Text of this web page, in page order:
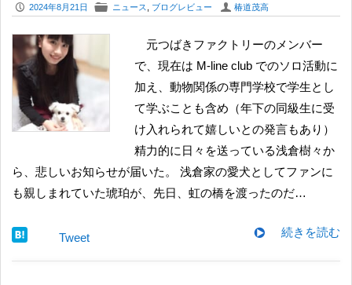
P 2024年8月21日 F ニュース ブログレビュー U 椿道茂高
元つばきファクトリーのメンバー
で、現在は M-line club でのソロ活動に
加え、動物関係の専門学校で学生とし
て学ぶことも含め（年下の同級生に受
け入れられて嬉しいとの発言もあり）
精力的に日々を送っている浅倉樹々か
ら、悲しいお知らせが届いた。 浅倉家の愛犬としてファンに
も親しまれていた琥珀が、先日、虹の橋を渡ったのだ…
続きを読む
Tweet